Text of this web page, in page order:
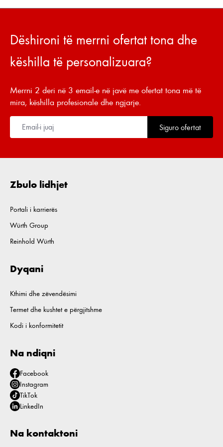
Dëshironi të merrni ofertat tona dhe
këshilla të personalizuara?
Merrni 2 deri në 3 email-e në javë me ofertat tona më të
mira, këshilla profesionale dhe ngjarje.
Siguro ofertat
Zbulo lidhjet
Portali i karrierës
Würth Group
Reinhold Würth
Dyqani
Kthimi dhe zëvendësimi
Termet dhe kushtet e përgjitshme
Kodi i konformitetit
Na ndiqni
Facebook
Instagram
TikTok
LinkedIn
Na kontaktoni